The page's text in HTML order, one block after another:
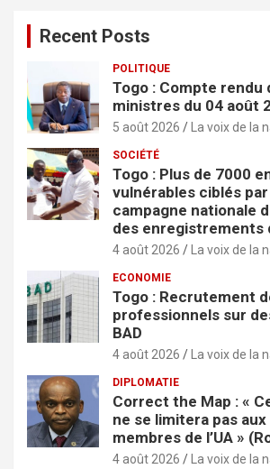
Recent Posts
POLITIQUE
Togo : Compte rendu
ministres du 04 août
5 août 2026 La voix de la
SOCIÉTÉ
Togo : Plus de 7000
vulnérables ciblés
campagne nationale
des enregistrements
4 août 2026 La voix de la
ECONOMIE
Togo : Recrutement
professionnels sur
BAD
4 août 2026 La voix de la
DIPLOMATIE
Correct the Map : «
ne se limitera pas
membres de l’UA »
4 août 2026 La voix de la